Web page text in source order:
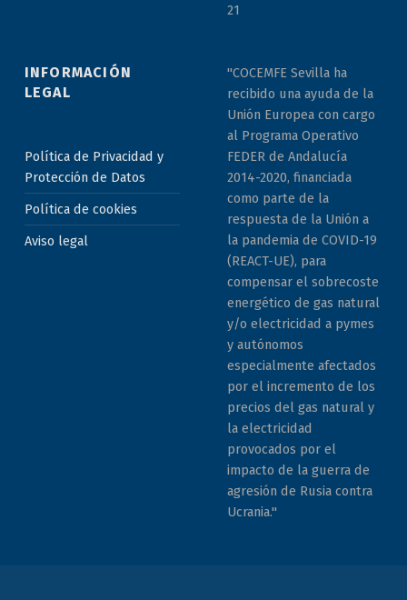
21
INFORMACIÓN
LEGAL
Política de Privacidad y
Protección de Datos
Política de cookies
Aviso legal
"COCEMFE Sevilla ha
recibido una ayuda de la
Unión Europea con cargo
al Programa Operativo
FEDER de Andalucía
2014-2020, financiada
como parte de la
respuesta de la Unión a
la pandemia de COVID-19
(REACT-UE), para
compensar el sobrecoste
energético de gas natural
y/o electricidad a pymes
y autónomos
especialmente afectados
por el incremento de los
precios del gas natural y
la electricidad
provocados por el
impacto de la guerra de
agresión de Rusia contra
Ucrania."